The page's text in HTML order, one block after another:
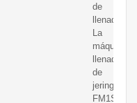
de
llenado.
La
máquina
llenadora
de
jeringa
FM1S